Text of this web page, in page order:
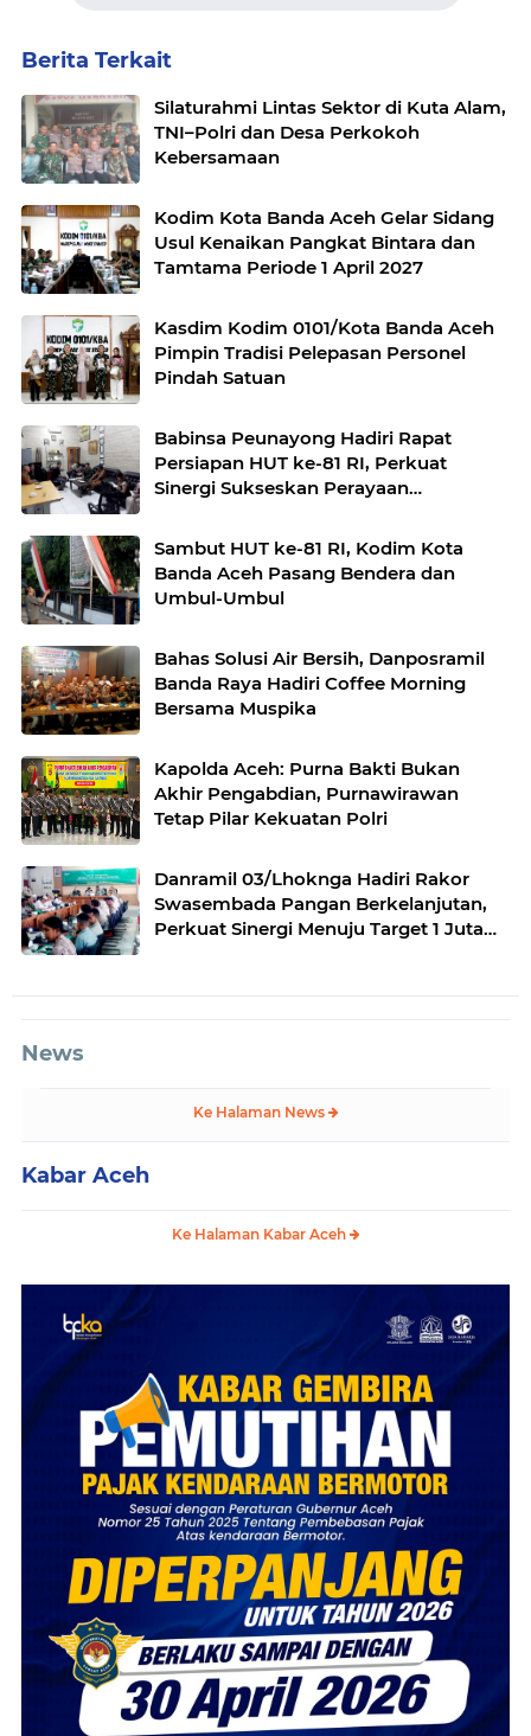
Berita Terkait
Silaturahmi Lintas Sektor di Kuta Alam,
TNI–Polri dan Desa Perkokoh
Kebersamaan
Kodim Kota Banda Aceh Gelar Sidang
Usul Kenaikan Pangkat Bintara dan
Tamtama Periode 1 April 2027
Kasdim Kodim 0101/Kota Banda Aceh
Pimpin Tradisi Pelepasan Personel
Pindah Satuan
Babinsa Peunayong Hadiri Rapat
Persiapan HUT ke-81 RI, Perkuat
Sinergi Sukseskan Perayaan
Sambut HUT ke-81 RI, Kodim Kota
Banda Aceh Pasang Bendera dan
Umbul-Umbul
Bahas Solusi Air Bersih, Danposramil
Banda Raya Hadiri Coffee Morning
Bersama Muspika
Kapolda Aceh: Purna Bakti Bukan
Akhir Pengabdian, Purnawirawan
Tetap Pilar Kekuatan Polri
Danramil 03/Lhoknga Hadiri Rakor
Swasembada Pangan Berkelanjutan,
Perkuat Sinergi Menuju Target 1 Juta
News
Ke Halaman News
Kabar Aceh
Ke Halaman Kabar Aceh